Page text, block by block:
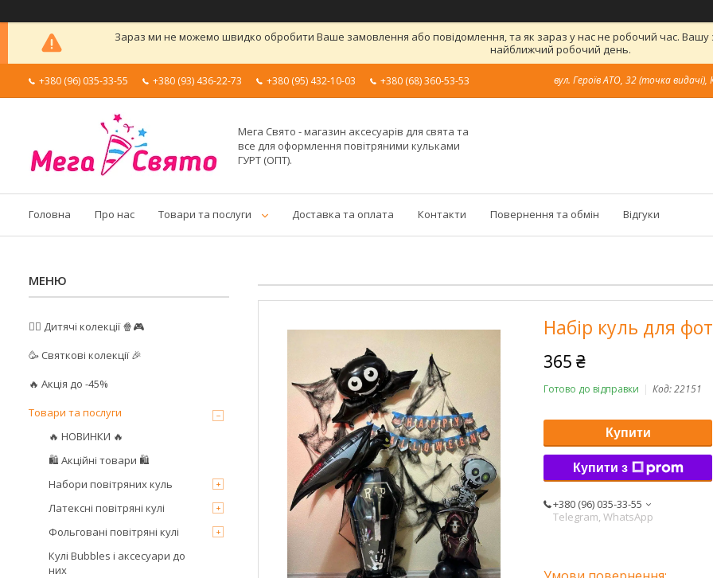
Зараз ми не можемо швидко обробити Ваше замовлення або повідомлення, та як зараз у нас не робочий час.
найближчий робочий день.
+380 (96) 035-33-55 +380 (93) 436-22-73 +380 (95) 432-10-03 +380 (68) 360-53-53 вул. Героїв АТО, 32 (точка видачі),
Мега Свято - магазин аксесуарів для свята та
все для оформлення повітряними кульками
ГУРТ (ОПТ).
Головна Про нас Товари та послуги Доставка та оплата Контакти Повернення та обмін Відгуки
Набір куль для
365 ₴
Готово до відправки Код:22151
Купити
Купити з
+380 (96) 035-33-55
Telegram, WhatsApp
🦸‍♂️ Дитячі колекції 🍿🎮
🥳 Святкові колекції 🎉
🔥 Акція до -45%
Товари та послуги
🔥 НОВИНКИ 🔥
🛍 Акційні товари 🛍
Набори повітряних куль
Латексні повітряні кулі
Фольговані повітряні кулі
Кулі Bubbles і аксесуари до
них